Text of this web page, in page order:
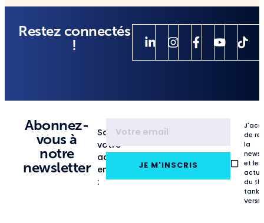
Restez connectés
!
Abonnez-
vous à
notre
newsletter
Saisissez
votre
adresse
email
:
JE M'INSCRIS
de
la
et les
du
tank